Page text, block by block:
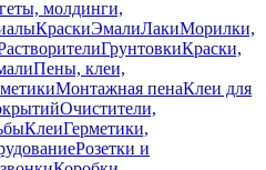
молдинги,
КраскиЭмалиЛакиМорилки,
ГрунтовкиКраски,
Пены, клеи,
Монтажная пенаКлеи для
Очистители,
КлеиГерметики,
Розетки и